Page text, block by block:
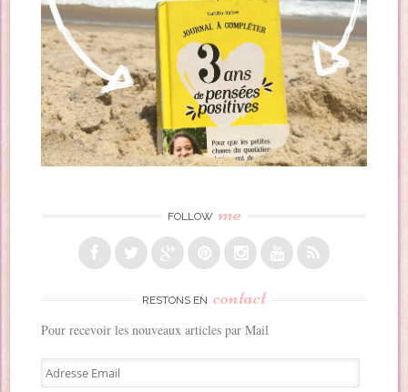
FOLLOW me
RESTONS EN contact
Pour recevoir les nouveaux articles par Mail
A
d